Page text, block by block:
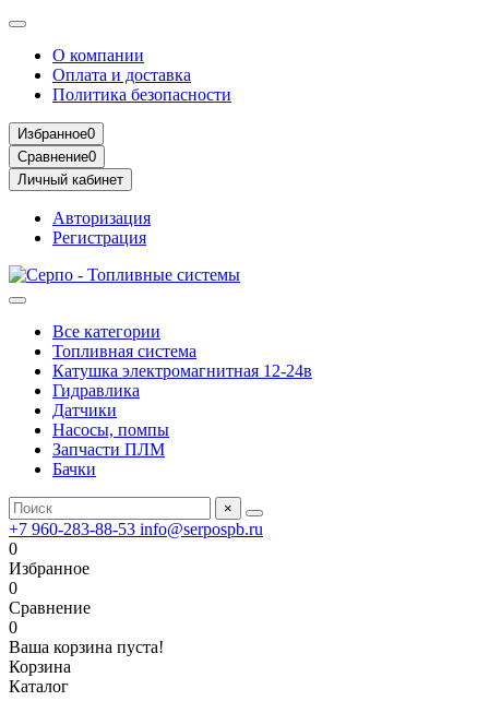
О компании
Оплата и доставка
Политика безопасности
Избранное0
Сравнение0
Личный кабинет
Авторизация
Регистрация
Все категории
Топливная система
Катушка электромагнитная 12-24в
Гидравлика
Датчики
Насосы, помпы
Запчасти ПЛМ
Бачки
×
+7 960-283-88-53 info@serpospb.ru
0
Избранное
0
Сравнение
0
Ваша корзина пуста!
Корзина
Каталог